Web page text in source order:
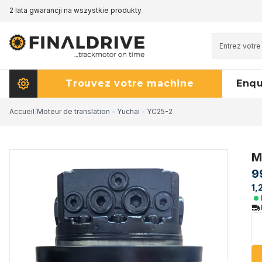
2 lata gwarancji na wszystkie produkty
Trouvez votre machine
Accueil/Moteur de translation - Yuchai - YC25-2